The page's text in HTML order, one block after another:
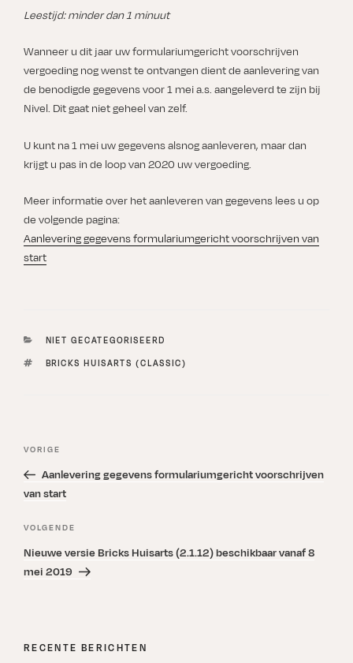
(Twitter)
Leestijd: minder dan 1 minuut
Wanneer u dit jaar uw formulariumgericht voorschrijven
vergoeding nog wenst te ontvangen dient de aanlevering van
de benodigde gegevens voor 1 mei a.s. aangeleverd te zijn bij
Nivel. Dit gaat niet geheel van zelf.
U kunt na 1 mei uw gegevens alsnog aanleveren, maar dan
krijgt u pas in de loop van 2020 uw vergoeding.
Meer informatie over het aanleveren van gegevens lees u op
de volgende pagina:
Aanlevering gegevens formulariumgericht voorschrijven van
start
CATEGORIEËN
NIET GECATEGORISEERD
TAGS
BRICKS HUISARTS (CLASSIC)
Vorig
bericht
VORIGE
Aanlevering gegevens formulariumgericht voorschrijven
van start
Volgend
bericht
VOLGENDE
Nieuwe versie Bricks Huisarts (2.1.12) beschikbaar vanaf 8
mei 2019
RECENTE BERICHTEN